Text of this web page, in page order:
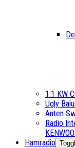
1:1 KW
Ugly
Anten
Radio
Hamradio